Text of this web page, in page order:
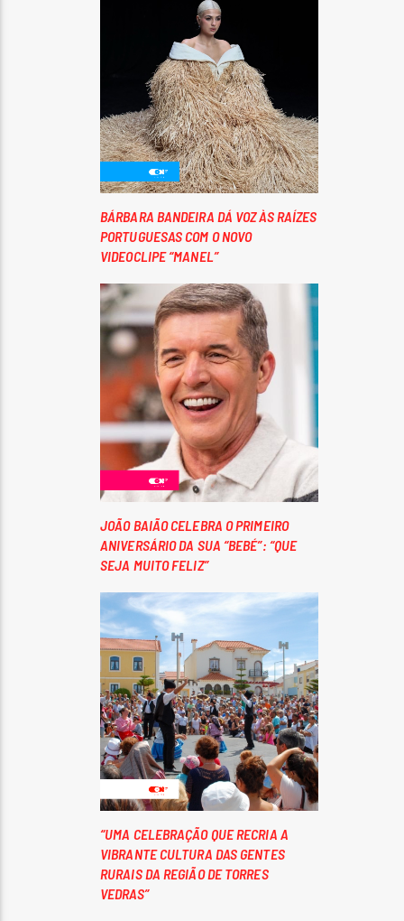
BÁRBARA BANDEIRA DÁ VOZ ÀS RAÍZES
PORTUGUESAS COM O NOVO
VIDEOCLIPE “MANEL”
JOÃO BAIÃO CELEBRA O PRIMEIRO
ANIVERSÁRIO DA SUA “BEBÉ”: “QUE
SEJA MUITO FELIZ”
“UMA CELEBRAÇÃO QUE RECRIA A
VIBRANTE CULTURA DAS GENTES
RURAIS DA REGIÃO DE TORRES
VEDRAS”